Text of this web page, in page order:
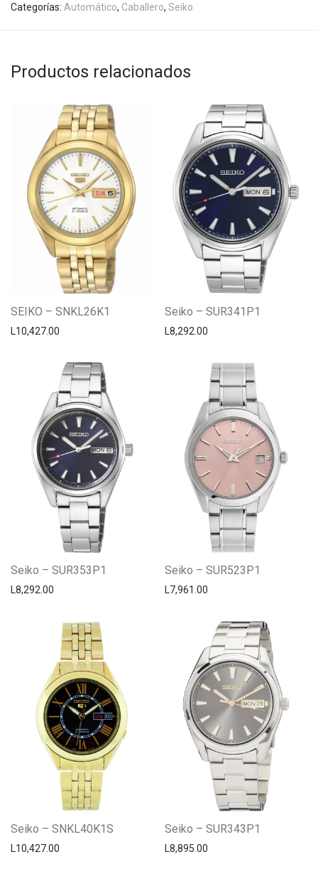
Categorías: Automático, Caballero, Seiko
Productos relacionados
SEIKO – SNKL26K1
L10,427.00
Seiko – SUR341P1
L8,292.00
Seiko – SUR353P1
L8,292.00
Seiko – SUR523P1
L7,961.00
Seiko – SNKL40K1S
L10,427.00
Seiko – SUR343P1
L8,895.00